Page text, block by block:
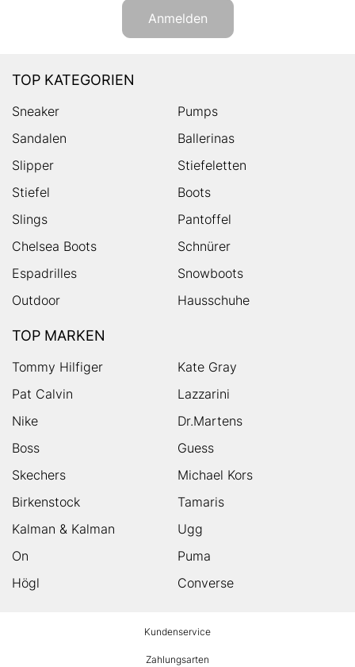
Anmelden
TOP KATEGORIEN
Sneaker
Pumps
Sandalen
Ballerinas
Slipper
Stiefeletten
Stiefel
Boots
Slings
Pantoffel
Chelsea Boots
Schnürer
Espadrilles
Snowboots
Outdoor
Hausschuhe
TOP MARKEN
Tommy Hilfiger
Kate Gray
Pat Calvin
Lazzarini
Nike
Dr.Martens
Boss
Guess
Skechers
Michael Kors
Birkenstock
Tamaris
Kalman & Kalman
Ugg
On
Puma
Högl
Converse
Kundenservice
Zahlungsarten